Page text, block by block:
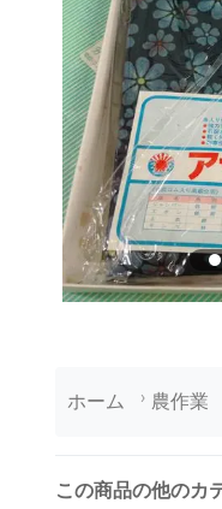
ホーム 農作業
この商品の他のカ